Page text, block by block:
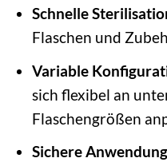
Schnelle
Flaschen und
Variable
sich flexibel an
Flaschengrößen
Sichere